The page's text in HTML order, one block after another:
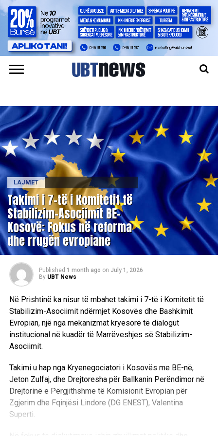
LAJMET
Takimi i 7-të i Komitetit të
Stabilizim-Asociimit BE–
Kosovë: Fokus në reforma
dhe rrugën evropiane
Published 1 month ago on July 1, 2026
By UBT News
Në Prishtinë ka nisur të mbahet takimi i 7-të i Komitetit të
Stabilizim-Asociimit ndërmjet Kosovës dhe Bashkimit
Evropian, një nga mekanizmat kryesorë të dialogut
institucional në kuadër të Marrëveshjes së Stabilizim-
Asociimit.
Takimi u hap nga Kryenegociatori i Kosovës me BE-në,
Jeton Zulfaj, dhe Drejtoresha për Ballkanin Perëndimor në
Drejtorinë e Përgjithshme të Komisionit Evropian për
Zgjerim dhe Fqinjësi Lindore (DG ENEST), Valentina
Superti.